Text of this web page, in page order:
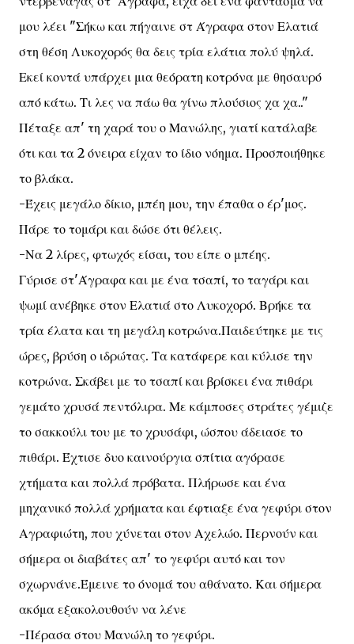
μου λέει "Σήκω και πήγαινε στ Άγραφα στον Ελατιά
στη θέση Λυκοχορός θα δεις τρία ελάτια πολύ ψηλά.
Εκεί κοντά υπάρχει μια θεόρατη κοτρόνα με θησαυρό
από κάτω. Τι λες να πάω θα γίνω πλούσιος χα χα.."
Πέταξε απ' τη χαρά του ο Μανώλης, γιατί κατάλαβε
ότι και τα 2 όνειρα είχαν το ίδιο νόημα. Προσποιήθηκε
το βλάκα.
-Έχεις μεγάλο δίκιο, μπέη μου, την έπαθα ο έρ'μος.
Πάρε το τομάρι και δώσε ότι θέλεις.
-Να 2 λίρες, φτωχός είσαι, του είπε ο μπέης.
Γύρισε στ'Άγραφα και με ένα τσαπί, το ταγάρι και
ψωμί ανέβηκε στον Ελατιά στο Λυκοχορό. Βρήκε τα
τρία έλατα και τη μεγάλη κοτρώνα.Παιδεύτηκε με τις
ώρες, βρύση ο ιδρώτας. Τα κατάφερε και κύλισε την
κοτρώνα. Σκάβει με το τσαπί και βρίσκει ένα πιθάρι
γεμάτο χρυσά πεντόλιρα. Με κάμποσες στράτες γέμιζε
το σακκούλι του με το χρυσάφι, ώσπου άδειασε το
πιθάρι. Έχτισε δυο καινούργια σπίτια αγόρασε
χτήματα και πολλά πρόβατα. Πλήρωσε και ένα
μηχανικό πολλά χρήματα και έφτιαξε ένα γεφύρι στον
Αγραφιώτη, που χύνεται στον Αχελώο. Περνούν και
σήμερα οι διαβάτες απ' το γεφύρι αυτό και τον
σχωρνάνε.Έμεινε το όνομά του αθάνατο. Και σήμερα
ακόμα εξακολουθούν να λένε
-Πέρασα στου Μανώλη το γεφύρι.